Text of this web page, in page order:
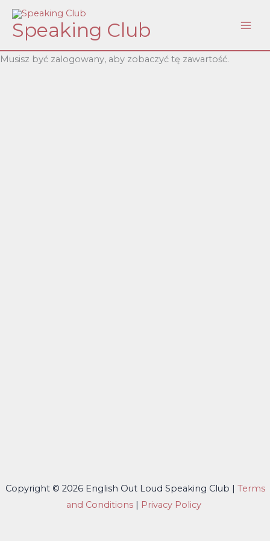
Skip
content
Speaking Club
Musisz być zalogowany, aby zobaczyć tę zawartość.
Copyright © 2026 English Out Loud Speaking Club | Terms
and Conditions | Privacy Policy